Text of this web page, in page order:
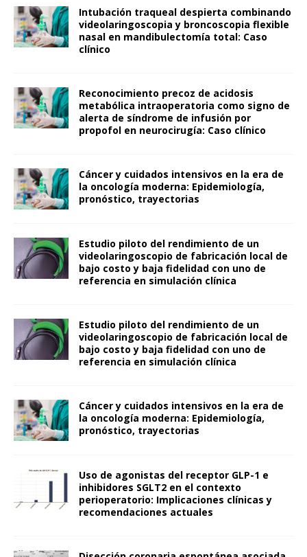
Intubación traqueal despierta combinando
videolaringoscopia y broncoscopia flexible
nasal en mandibulectomía total: Caso
clínico
Reconocimiento precoz de acidosis
metabólica intraoperatoria como signo de
alerta de síndrome de infusión por
propofol en neurocirugía: Caso clínico
Cáncer y cuidados intensivos en la era de
la oncología moderna: Epidemiología,
pronóstico, trayectorias
Estudio piloto del rendimiento de un
videolaringoscopio de fabricación local de
bajo costo y baja fidelidad con uno de
referencia en simulación clínica
Estudio piloto del rendimiento de un
videolaringoscopio de fabricación local de
bajo costo y baja fidelidad con uno de
referencia en simulación clínica
Cáncer y cuidados intensivos en la era de
la oncología moderna: Epidemiología,
pronóstico, trayectorias
Uso de agonistas del receptor GLP-1 e
inhibidores SGLT2 en el contexto
perioperatorio: Implicaciones clínicas y
recomendaciones actuales